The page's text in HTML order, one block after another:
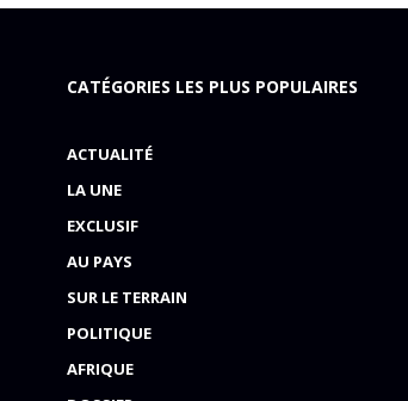
CATÉGORIES LES PLUS POPULAIRES
ACTUALITÉ
LA UNE
EXCLUSIF
AU PAYS
SUR LE TERRAIN
POLITIQUE
AFRIQUE